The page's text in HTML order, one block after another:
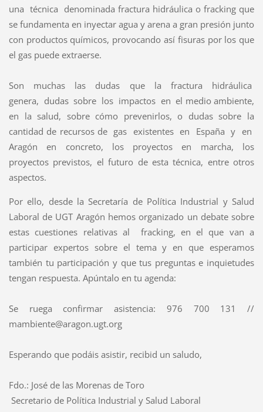
una técnica denominada fractura hidráulica o fracking que
se fundamenta en inyectar agua y arena a gran presión junto
con productos químicos, provocando así fisuras por los que
el gas puede extraerse.
Son muchas las dudas que la fractura hidráulica
genera, dudas sobre los impactos en el medio ambiente,
en la salud, sobre cómo prevenirlos, o dudas sobre la
cantidad de recursos de gas existentes en España y en
Aragón en concreto, los proyectos en marcha, los
proyectos previstos, el futuro de esta técnica, entre otros
aspectos.
Por ello, desde la Secretaría de Política Industrial y Salud
Laboral de UGT Aragón hemos organizado un debate sobre
estas cuestiones relativas al fracking, en el que van a
participar expertos sobre el tema y en que esperamos
también tu participación y que tus preguntas e inquietudes
tengan respuesta. Apúntalo en tu agenda:
Se ruega confirmar asistencia: 976 700 131 //
mambiente@aragon.ugt.org
Esperando que podáis asistir, recibid un saludo,
Fdo.: José de las Morenas de Toro
Secretario de Política Industrial y Salud Laboral